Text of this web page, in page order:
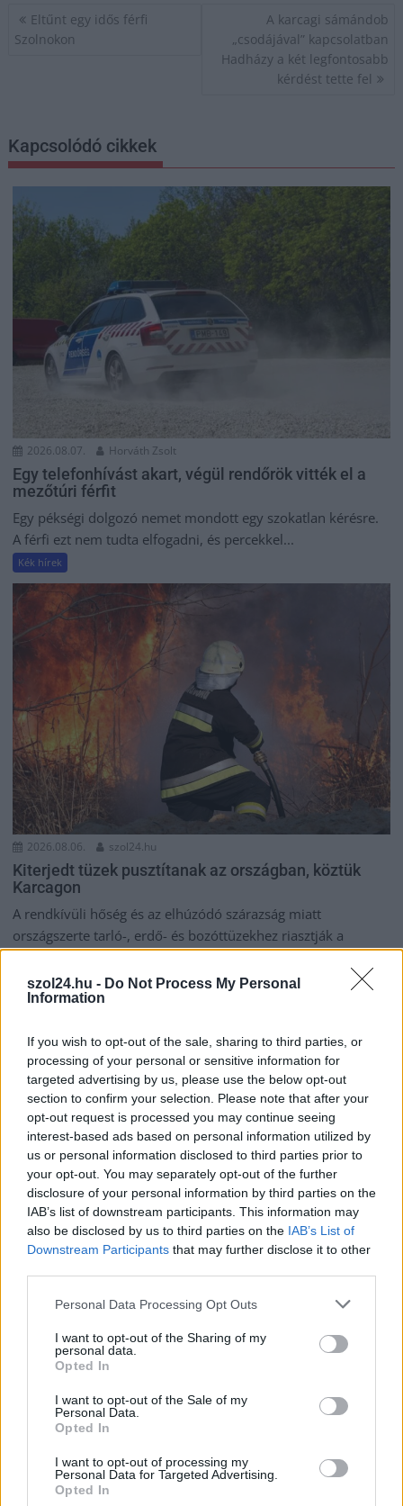
szol24.hu - Do Not Process My Personal
Information
If you wish to opt-out of the sale, sharing to third parties, or
processing of your personal or sensitive information for
targeted advertising by us, please use the below opt-out
section to confirm your selection. Please note that after your
opt-out request is processed you may continue seeing
interest-based ads based on personal information utilized by
us or personal information disclosed to third parties prior to
your opt-out. You may separately opt-out of the further
disclosure of your personal information by third parties on the
IAB’s list of downstream participants. This information may
also be disclosed by us to third parties on the IAB’s List of
Downstream Participants that may further disclose it to other
Please note that this website/app uses one or more Google
not limited to your visit or usage behaviour. You may click to
grant or deny consent to Google and its third-party tags to
use your data for below specified purposes in below Google
consent section.
Personal Data Processing Opt Outs
I want to opt-out of the Sharing of my
personal data.
Opted In
I want to opt-out of the Sale of my
Personal Data.
Opted In
I want to opt-out of processing my
Personal Data for Targeted Advertising.
Opted In
Bejegyzés
navigáció
Eltűnt egy idős férfi
Szolnokon
A karcagi sámándob
„csodájával” kapcsolatban
Hadházy a két legfontosabb
kérdést tette fel
Kapcsolódó cikkek
2026.08.07. Horváth Zsolt
Egy telefonhívást akart, végül rendőrök vitték el a
mezőtúri férfit
Egy pékségi dolgozó nemet mondott egy szokatlan kérésre.
A férfi ezt nem tudta elfogadni, és percekkel...
Kék hírek
2026.08.06. szol24.hu
Kiterjedt tüzek pusztítanak az országban, köztük
Karcagon
A rendkívüli hőség és az elhúzódó szárazság miatt
országszerte tarló-, erdő- és bozóttüzekhez riasztják a
Kék hírek
Nem indult nyugodtan a szerda reggel Szolnokon, ugyanis
egy nagy kiterjedésű tűzeset miatt több egységnek is...
Kék hírek